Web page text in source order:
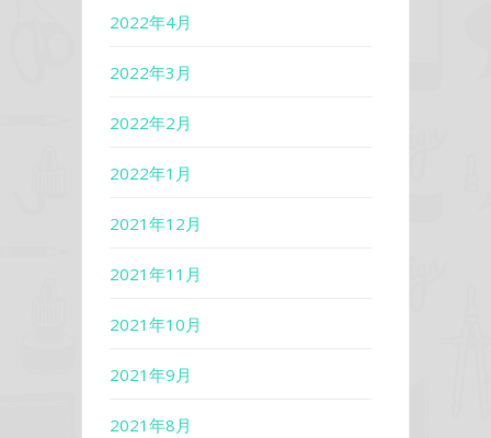
2022年4月
2022年3月
2022年2月
2022年1月
2021年12月
2021年11月
2021年10月
2021年9月
2021年8月